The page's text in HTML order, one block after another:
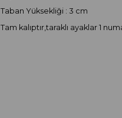
Taban Yüksekliği : 3 cm
Tam kalıptır,taraklı ayaklar 1